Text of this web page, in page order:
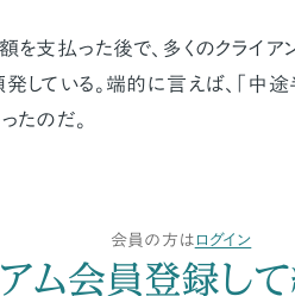
を支払った後で、多くのクライア
している。端的に言えば、「中
たのだ。
会員の方は ログイン
ム会員登録し